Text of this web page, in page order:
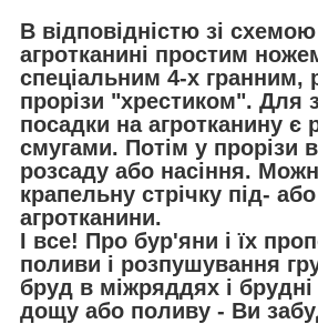
В відповідністю зі
агротканинi простим
спеціальним 4-х гранним,
прорізи "хрестиком". Для
посадки на агротканину є
смугами. Потім у прорізи
розсаду або насіння.
крапельну стрічку під-
агротканини.
І все! Про бур'яни і їх
поливи і розпушування
бруд в міжряддях і
дощу або поливу - Ви